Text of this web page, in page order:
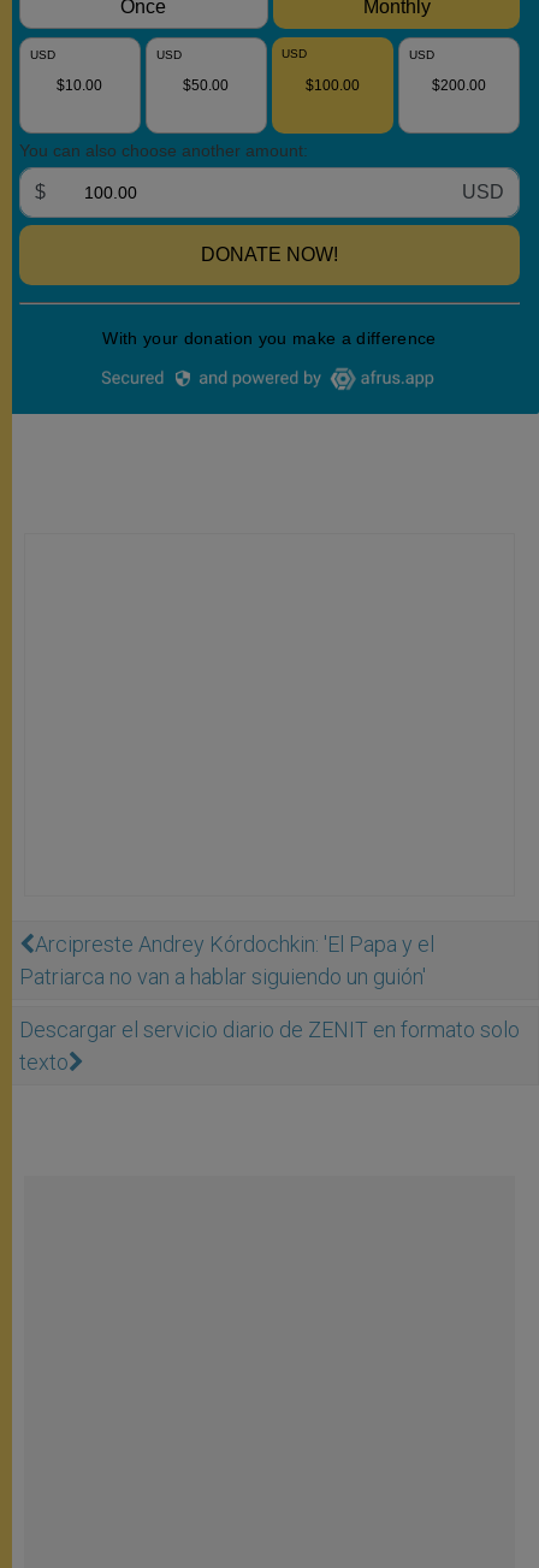
Arcipreste Andrey Kórdochkin: 'El Papa y el
Patriarca no van a hablar siguiendo un guión'
Descargar el servicio diario de ZENIT en formato solo
texto